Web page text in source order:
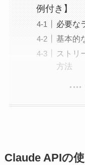
例付き】
必要な
基本的
ストリ
方法
Claude APIの